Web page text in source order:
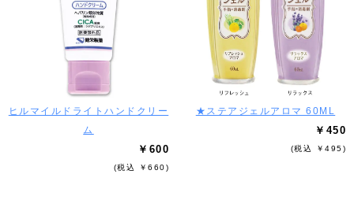
ヒルマイルドライトハンドクリー
ム
￥600
(税込 ￥660)
★ステアジェルアロマ 60ML
￥450
(税込 ￥495)